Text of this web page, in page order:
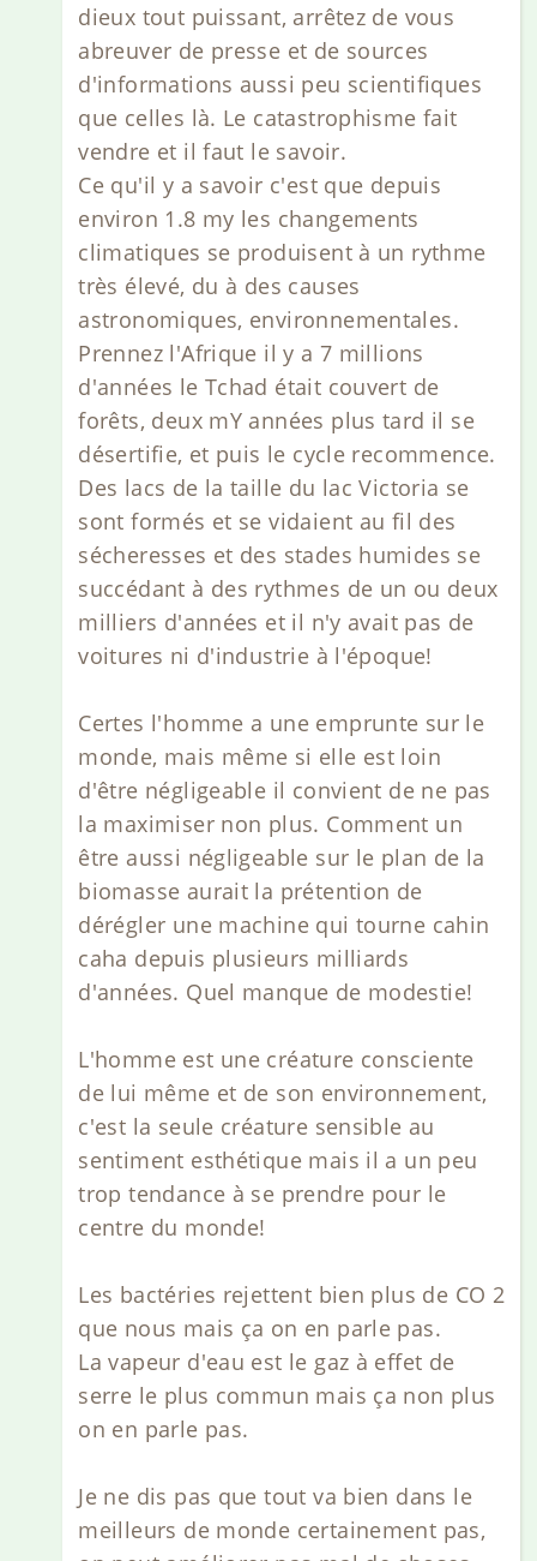
dieux tout puissant, arrêtez de vous
abreuver de presse et de sources
d'informations aussi peu scientifiques
que celles là. Le catastrophisme fait
vendre et il faut le savoir.
Ce qu'il y a savoir c'est que depuis
environ 1.8 my les changements
climatiques se produisent à un rythme
très élevé, du à des causes
astronomiques, environnementales.
Prennez l'Afrique il y a 7 millions
d'années le Tchad était couvert de
forêts, deux mY années plus tard il se
désertifie, et puis le cycle recommence.
Des lacs de la taille du lac Victoria se
sont formés et se vidaient au fil des
sécheresses et des stades humides se
succédant à des rythmes de un ou deux
milliers d'années et il n'y avait pas de
voitures ni d'industrie à l'époque!
Certes l'homme a une emprunte sur le
monde, mais même si elle est loin
d'être négligeable il convient de ne pas
la maximiser non plus. Comment un
être aussi négligeable sur le plan de la
biomasse aurait la prétention de
dérégler une machine qui tourne cahin
caha depuis plusieurs milliards
d'années. Quel manque de modestie!
L'homme est une créature consciente
de lui même et de son environnement,
c'est la seule créature sensible au
sentiment esthétique mais il a un peu
trop tendance à se prendre pour le
centre du monde!
Les bactéries rejettent bien plus de CO 2
que nous mais ça on en parle pas.
La vapeur d'eau est le gaz à effet de
serre le plus commun mais ça non plus
on en parle pas.
Je ne dis pas que tout va bien dans le
meilleurs de monde certainement pas,